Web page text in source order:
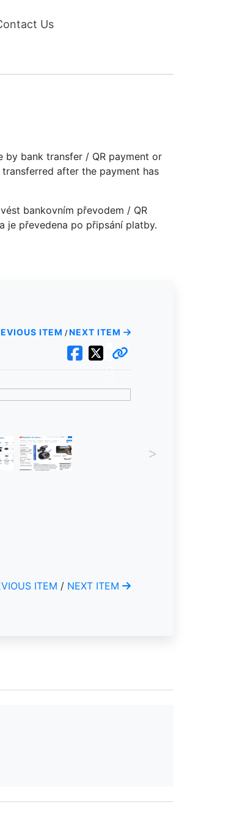
Us
by bank transfer / QR payment or
after the payment has
bankovním převodem / QR
je převedena po připsání platby.
ITEM / NEXT ITEM
>
ITEM / NEXT ITEM